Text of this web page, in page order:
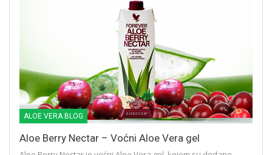
ALOE VERA BLOG
Aloe Berry Nectar – Voćni Aloe Vera gel